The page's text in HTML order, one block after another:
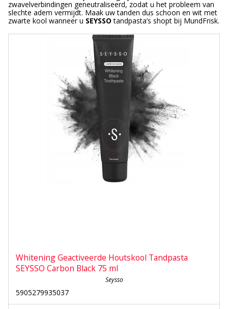
zwavelverbindingen geneutraliseerd, zodat u het probleem van
slechte adem vermijdt. Maak uw tanden dus schoon en wit met
zwarte kool wanneer u SEYSSOtandpasta’s shopt bij MundFrisk.
Whitening Geactiveerde Houtskool Tandpasta
SEYSSO Carbon Black 75 ml
Seysso
5905279935037